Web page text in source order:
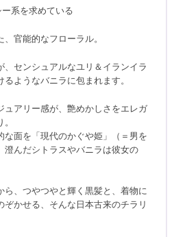
系を求めている
官能的なフローラル。
、センシュアルなユリ＆イランイラ
ようなバニラに包まれます。
ュアリー感が、艶めかしさをエレガ
な面を「現代のかぐや姫」（＝男を
澄んだシトラスやバニラは彼女の
ら、つやつやと輝く黒髪と、着物に
かせる、そんな日本古来のチラリ